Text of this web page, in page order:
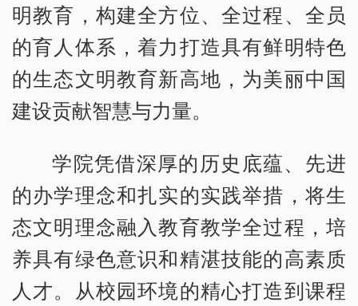
明教育，构建全方位、全过程、全员
的育人体系，着力打造具有鲜明特色
的生态文明教育新高地，为美丽中国
建设贡献智慧与力量。
学院凭借深厚的历史底蕴、先进
的办学理念和扎实的实践举措，将生
态文明理念融入教育教学全过程，培
养具有绿色意识和精湛技能的高素质
人才。从校园环境的精心打造到课程